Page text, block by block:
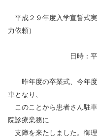
パ
ず
平成２９年度入学宣誓式
力依頼）
日時：平成２９年
昨年度の卒業式、今年度
車となり、
このことから患者さん駐
院診療業務に
支障を来たしました。御